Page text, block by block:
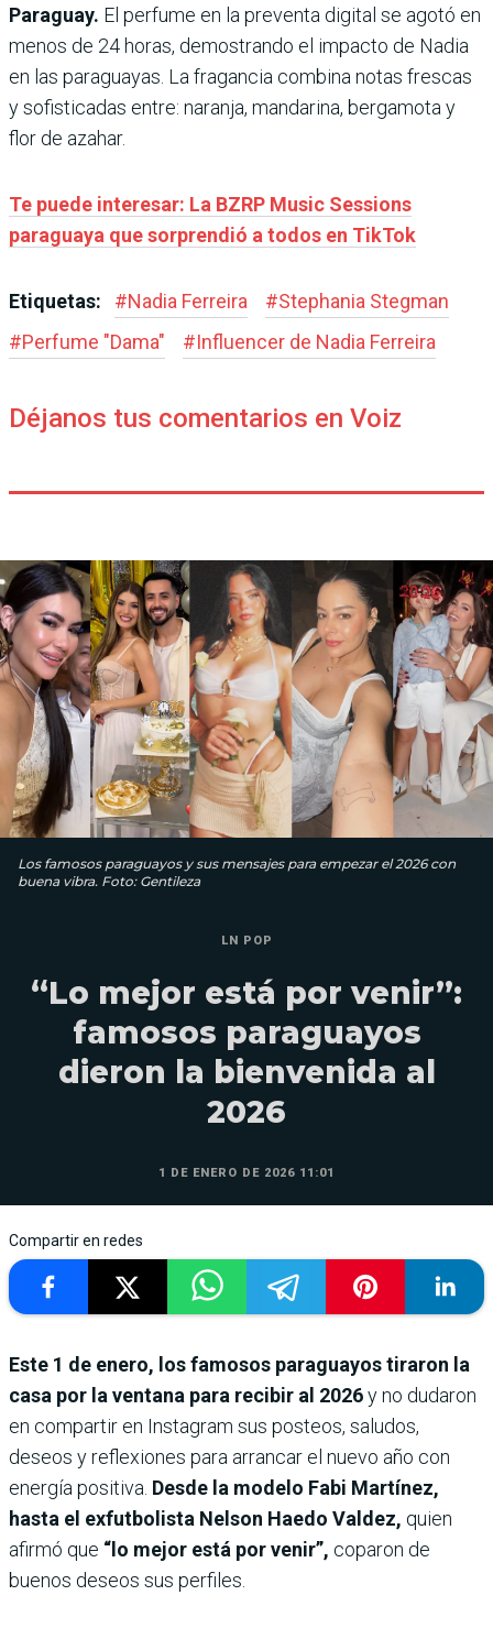
Paraguay. El perfume en la preventa digital se agotó en
menos de 24 horas, demostrando el impacto de Nadia
en las paraguayas. La fragancia combina notas frescas
y sofisticadas entre: naranja, mandarina, bergamota y
flor de azahar.
Te puede interesar: La BZRP Music Sessions
paraguaya que sorprendió a todos en TikTok
Etiquetas: #Nadia Ferreira #Stephania Stegman
#Perfume "Dama" #Influencer de Nadia Ferreira
Déjanos tus comentarios en Voiz
Los famosos paraguayos y sus mensajes para empezar el 2026 con
buena vibra. Foto: Gentileza
LN POP
“Lo mejor está por venir”:
famosos paraguayos
dieron la bienvenida al
2026
1 DE ENERO DE 2026 11:01
Compartir en redes
Este 1 de enero, los famosos paraguayos tiraron la
casa por la ventana para recibir al 2026y no dudaron
en compartir en Instagram sus posteos, saludos,
deseos y reflexiones para arrancar el nuevo año con
energía positiva. Desde la modelo Fabi Martínez,
hasta el exfutbolista Nelson Haedo Valdez, quien
afirmó que “lo mejor está por venir”, coparon de
buenos deseos sus perfiles.